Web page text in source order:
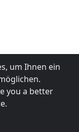
um Ihnen ein
you a better